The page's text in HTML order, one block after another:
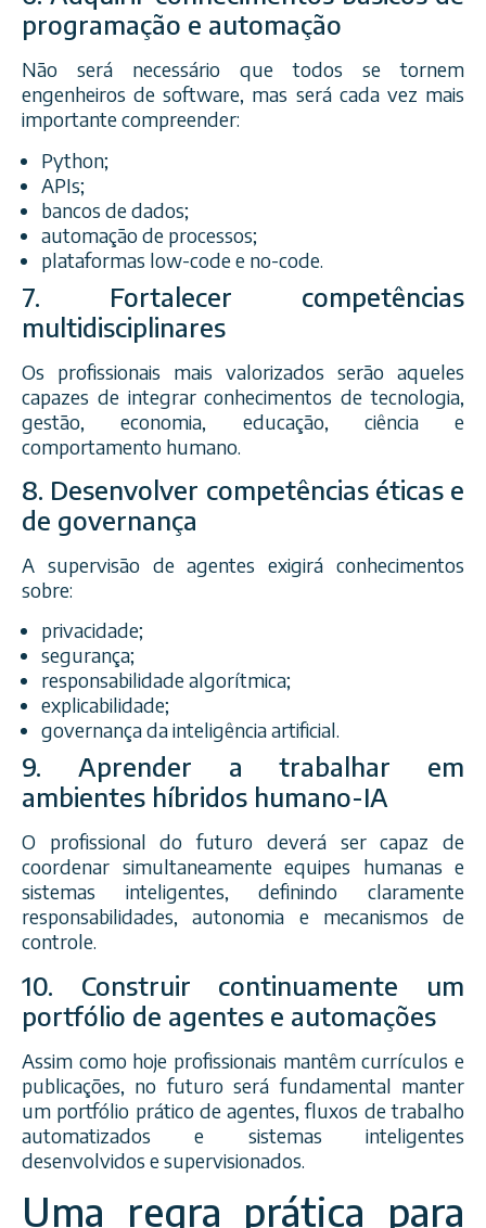
programação e automação
Não será necessário que todos se tornem
engenheiros de software, mas será cada vez mais
importante compreender:
Python;
APIs;
bancos de dados;
automação de processos;
plataformas low-code e no-code.
7. Fortalecer competências
multidisciplinares
Os profissionais mais valorizados serão aqueles
capazes de integrar conhecimentos de tecnologia,
gestão, economia, educação, ciência e
comportamento humano.
8. Desenvolver competências éticas e
de governança
A supervisão de agentes exigirá conhecimentos
sobre:
privacidade;
segurança;
responsabilidade algorítmica;
explicabilidade;
governança da inteligência artificial.
9. Aprender a trabalhar em
ambientes híbridos humano-IA
O profissional do futuro deverá ser capaz de
coordenar simultaneamente equipes humanas e
sistemas inteligentes, definindo claramente
responsabilidades, autonomia e mecanismos de
controle.
10. Construir continuamente um
portfólio de agentes e automações
Assim como hoje profissionais mantêm currículos e
publicações, no futuro será fundamental manter
um portfólio prático de agentes, fluxos de trabalho
automatizados e sistemas inteligentes
desenvolvidos e supervisionados.
Uma regra prática para